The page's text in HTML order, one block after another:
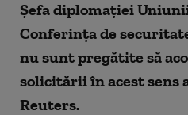
Şefa diplomației
Conferinţa de
nu sunt pregătite să
solicitării în acest sens
Reuters.